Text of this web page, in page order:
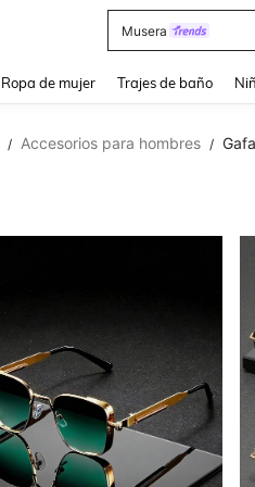
Vestidos
Ropa de mujer Trajes de baño
/ Accesorios para hombres /